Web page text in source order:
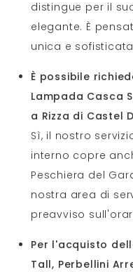
distingue per il
elegante. È
unica e
È possibile
Lampada Casca
a Rizza di Castel
Sì, il nostro
interno copre
Peschiera del
nostra area di
preavviso
Per l'acquisto
Tall, Perbellini